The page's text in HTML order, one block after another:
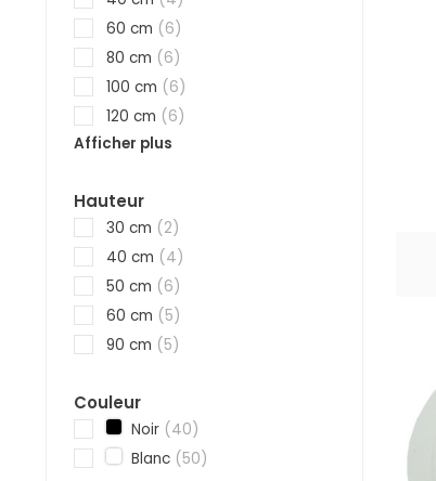
60 cm (6)
80 cm (6)
100 cm (6)
120 cm (6)
Afficher plus
Hauteur
30 cm (2)
40 cm (4)
50 cm (6)
60 cm (5)
90 cm (5)
Couleur
Noir (40)
Blanc (50)